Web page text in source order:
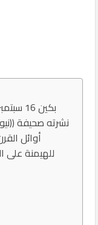
للهيمنة على